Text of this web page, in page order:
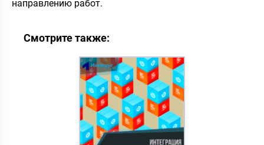
направлению работ.
Смотрите также: